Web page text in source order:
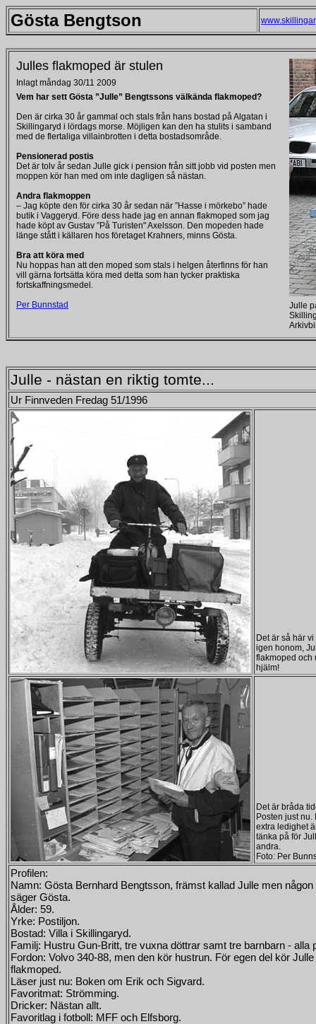
Gösta Bengtson
Julles flakmoped är stulen
Inlagt måndag 30/11 2009
Vem har sett Gösta ”Julle” Bengtssons välkända flakmoped?
Den är cirka 30 år gammal och stals från hans bostad på Algatan i
Skillingaryd i lördags morse. Möjligen kan den ha stulits i samband
med de flertaliga villainbrotten i detta bostadsområde.
Pensionerad postis
Det är tolv år sedan Julle gick i pension från sitt jobb vid posten men
moppen kör han med om inte dagligen så nästan.
Andra flakmoppen
– Jag köpte den för cirka 30 år sedan när ”Hasse i mörkebo” hade
butik i Vaggeryd. Före dess hade jag en annan flakmoped som jag
hade köpt av Gustav ”På Turisten" Axelsson. Den mopeden hade
länge stått i källaren hos företaget Krahners, minns Gösta.
Bra att köra med
Nu hoppas han att den moped som stals i helgen återfinns för han
vill gärna fortsätta köra med detta som han tycker praktiska
fortskaffningsmedel.
Per Bunnstad
Julle
Julle - nästan en riktig tomte...
Ur Finnveden Fredag 51/1996
Det är så här
igen honom,
flakmoped och
hjälm!
Det är bråda
Posten just nu.
extra ledighet
tänka på för
andra.
Foto: Per
Profilen:
Namn: Gösta Bernhard Bengtsson, främst kallad Julle men
säger Gösta.
Ålder: 59.
Yrke: Postiljon.
Bostad: Villa i Skillingaryd.
Familj: Hustru Gun-Britt, tre vuxna döttrar samt tre barnbarn - alla
Fordon: Volvo 340-88, men den kör hustrun. För egen del kör Julle
flakmoped.
Läser just nu: Boken om Erik och Sigvard.
Favoritmat: Strömming.
Dricker: Nästan allt.
Favoritlag i fotboll: MFF och Elfsborg.